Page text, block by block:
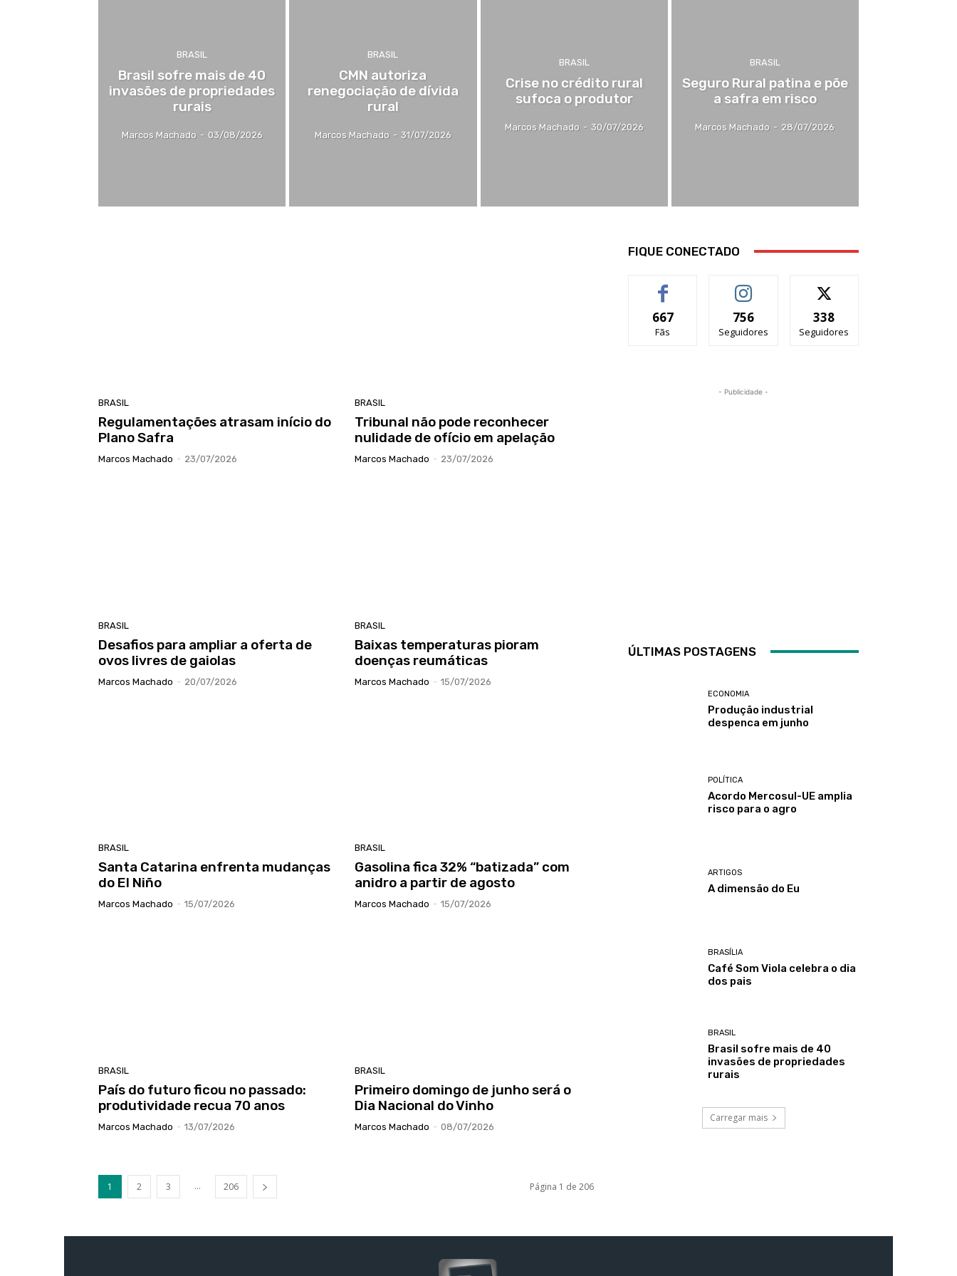
BRASIL
Brasil sofre mais de 40
invasões de propriedades
rurais
Marcos Machado - 03/08/2026
BRASIL
CMN autoriza
renegociação de dívida
rural
Marcos Machado - 31/07/2026
BRASIL
Crise no crédito rural
sufoca o produtor
Marcos Machado - 30/07/2026
BRASIL
Seguro Rural patina e põe
a safra em risco
Marcos Machado - 28/07/2026
BRASIL
Regulamentações atrasam início do
Plano Safra
Marcos Machado - 23/07/2026
BRASIL
Tribunal não pode reconhecer
nulidade de ofício em apelação
Marcos Machado - 23/07/2026
BRASIL
Desafios para ampliar a oferta de
ovos livres de gaiolas
Marcos Machado - 20/07/2026
BRASIL
Baixas temperaturas pioram
doenças reumáticas
Marcos Machado - 15/07/2026
BRASIL
Santa Catarina enfrenta mudanças
do El Niño
Marcos Machado - 15/07/2026
BRASIL
Gasolina fica 32% “batizada” com
anidro a partir de agosto
Marcos Machado - 15/07/2026
BRASIL
País do futuro ficou no passado:
produtividade recua 70 anos
Marcos Machado - 13/07/2026
BRASIL
Primeiro domingo de junho será o
Dia Nacional do Vinho
Marcos Machado - 08/07/2026
1 2 3 ... 206 Página 1 de 206
FIQUE CONECTADO
667
Fãs
756
Seguidores
338
Seguidores
- Publicidade -
ÚLTIMAS POSTAGENS
ECONOMIA
Produção industrial
despenca em junho
POLÍTICA
Acordo Mercosul-UE amplia
risco para o agro
ARTIGOS
A dimensão do Eu
BRASÍLIA
Café Som Viola celebra o dia
dos pais
BRASIL
Brasil sofre mais de 40
invasões de propriedades
rurais
Carregar mais